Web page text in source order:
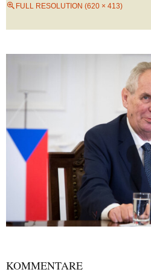
FULL RESOLUTION (620 × 413)
KOMMENTARE